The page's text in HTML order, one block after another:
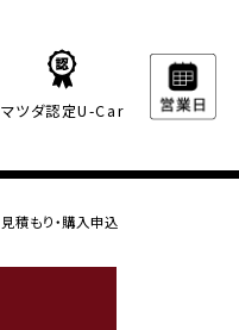
マツダ認定U-Car
見積もり・購入申込